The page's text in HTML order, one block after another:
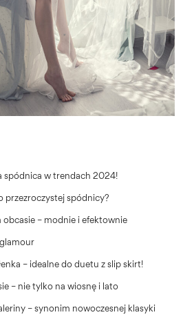
spódnica w trendach 2024!
przezroczystej spódnicy?
– modnie i efektownie
– idealne do duetu z slip skirt!
– nie tylko na wiosnę i lato
– synonim nowoczesnej klasyki